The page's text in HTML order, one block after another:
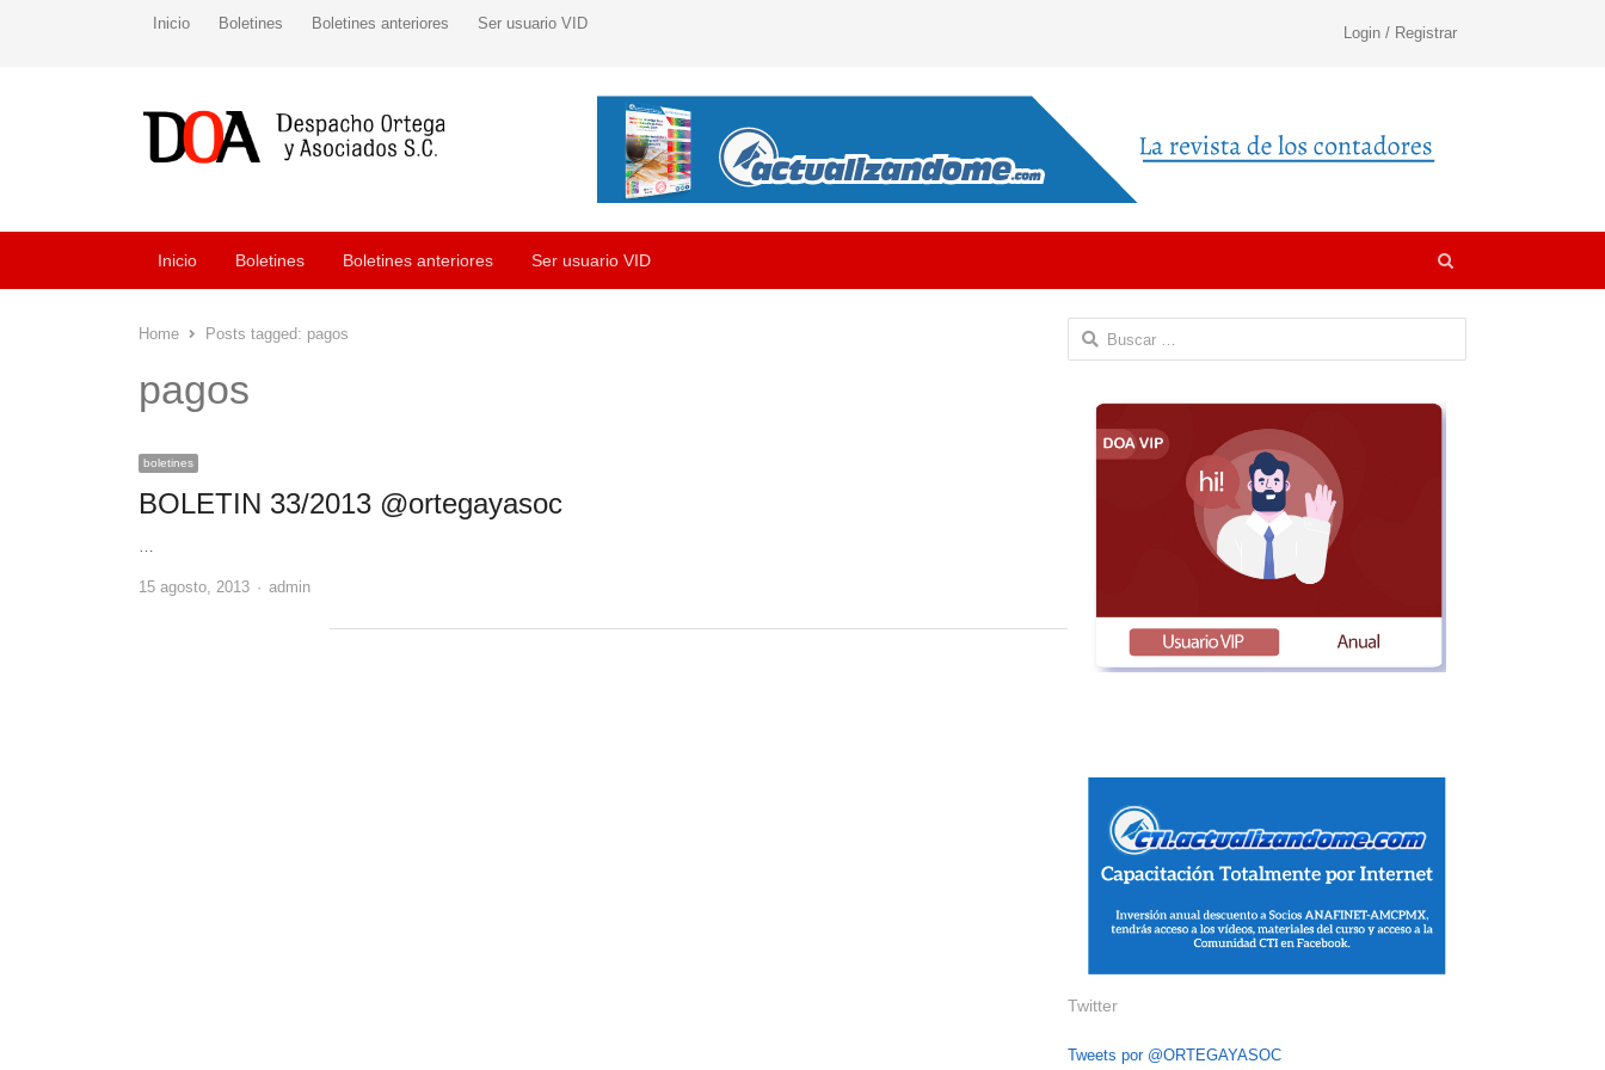
Inicio Boletines Boletines anteriores Ser usuario VID
Login / Registrar
Inicio Boletines Boletines anteriores Ser usuario VID
Home
Posts tagged: pagos
pagos
boletines
BOLETIN 33/2013 @ortegayasoc
…
15 agosto, 2013 Author
admin
Buscar:
Twitter
Tweets por @ORTEGAYASOC